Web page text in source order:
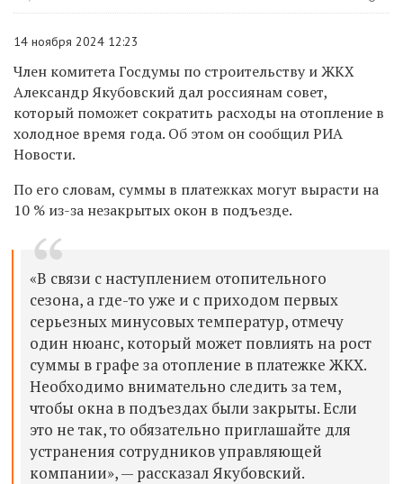
14 ноября 2024 12:23
Член комитета Госдумы по строительству и ЖКХ
Александр Якубовский дал россиянам совет,
который поможет сократить расходы на отопление в
холодное время года. Об этом он сообщил РИА
Новости.
По его словам, суммы в платежках могут вырасти на
10 % из-за незакрытых окон в подъезде.
«В связи с наступлением отопительного
сезона, а где-то уже и с приходом первых
серьезных минусовых температур, отмечу
один нюанс, который может повлиять на рост
суммы в графе за отопление в платежке ЖКХ.
Необходимо внимательно следить за тем,
чтобы окна в подъездах были закрыты. Если
это не так, то обязательно приглашайте для
устранения сотрудников управляющей
компании», — рассказал Якубовский.